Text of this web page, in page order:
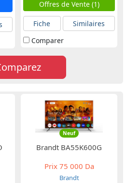
Offres de Vente (1)
Fiche
Similaires
Comparer
Neuf
Brandt BA55K600G
Prix75 000 Da
Brandt